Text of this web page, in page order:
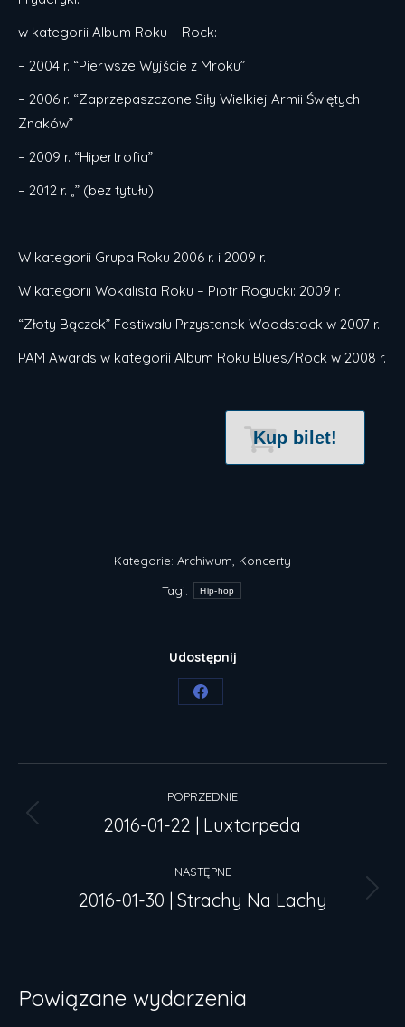
w kategorii Album Roku – Rock:
– 2004 r. “Pierwsze Wyjście z Mroku”
– 2006 r. “Zaprzepaszczone Siły Wielkiej Armii Świętych
Znaków”
– 2009 r. “Hipertrofia”
– 2012 r. „” (bez tytułu)
W kategorii Grupa Roku 2006 r. i 2009 r.
W kategorii Wokalista Roku – Piotr Rogucki: 2009 r.
“Złoty Bączek” Festiwalu Przystanek Woodstock w 2007 r.
PAM Awards w kategorii Album Roku Blues/Rock w 2008 r.
Kup bilet!
Kategorie: Archiwum Koncerty
Tagi: Hip-hop
Udostępnij
Share
Facebook
Nawigacja
wpisów
POPRZEDNIE
Poprzedni
2016-01-22 | Luxtorpeda
NASTĘPNE
Następny
2016-01-30 | Strachy Na Lachy
Powiązane wydarzenia